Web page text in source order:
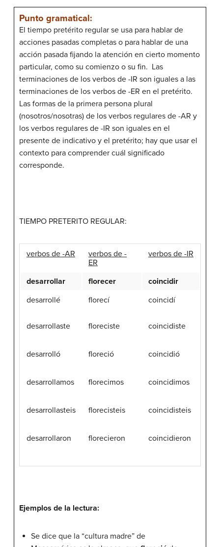
Punto gramatical:
El tiempo pretérito regular se usa para hablar de
acciones pasadas completas o para hablar de una
acción pasada fijando la atención en cierto momento
particular, como su comienzo o su fin. Las
terminaciones de los verbos de -IR son iguales a las
terminaciones de los verbos de -ER en el pretérito.
Las formas de la primera persona plural
(nosotros/nosotras) de los verbos regulares de -AR y
los verbos regulares de -IR son iguales en el
presente de indicativo y el pretérito; hay que usar el
contexto para comprender cuál significado
corresponde.
TIEMPO PRETERITO REGULAR:
verbos de -AR
verbos de -
ER
verbos de -IR
desarrollar florecer
coincidir
desarrollé
desarrollaste
desarrolló
desarrollamos
desarrollasteis
desarrollaron
florecí
floreciste
floreció
florecimos
florecisteis
florecieron
coincidí
coincidiste
coincidió
coincidimos
coincidisteis
coincidieron
Ejemplos de la lectura:
Se dice que la “cultura madre” de